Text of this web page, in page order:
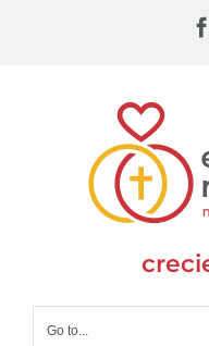
Go to...